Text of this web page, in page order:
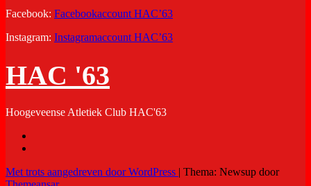
Facebook: Facebookaccount HAC’63
Instagram: Instagramaccount HAC’63
HAC '63
Hoogeveense Atletiek Club HAC'63
Met trots aangedreven door WordPress | Thema: Newsup door